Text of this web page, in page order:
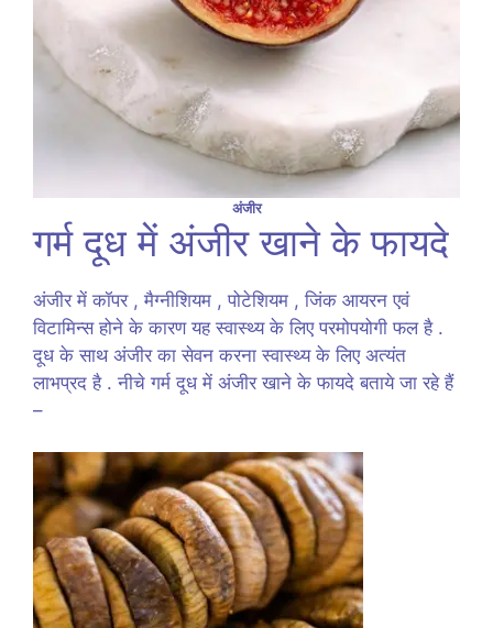
अंजीर
गर्म दूध में अंजीर खाने के फायदे
अंजीर में कॉपर , मैग्नीशियम , पोटेशियम , जिंक आयरन एवं
विटामिन्स होने के कारण यह स्वास्थ्य के लिए परमोपयोगी फल है .
दूध के साथ अंजीर का सेवन करना स्वास्थ्य के लिए अत्यंत
लाभप्रद है . नीचे गर्म दूध में अंजीर खाने के फायदे बताये जा रहे हैं
–